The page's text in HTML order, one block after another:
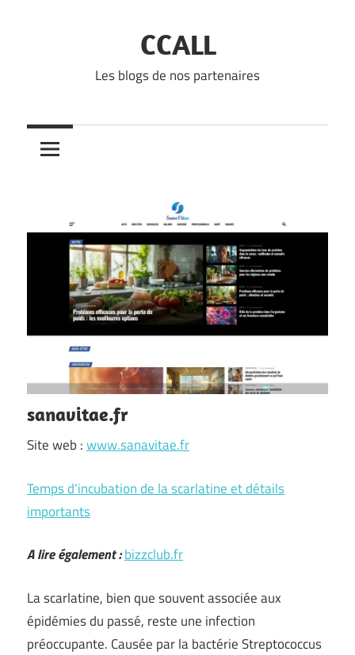
CCALL
Les blogs de nos partenaires
sanavitae.fr
Site web :www.sanavitae.fr
Temps d’incubation de la scarlatine et détails
importants
A lire également :bizzclub.fr
La scarlatine, bien que souvent associée aux
épidémies du passé, reste une infection
préoccupante. Causée par la bactérie Streptococcus